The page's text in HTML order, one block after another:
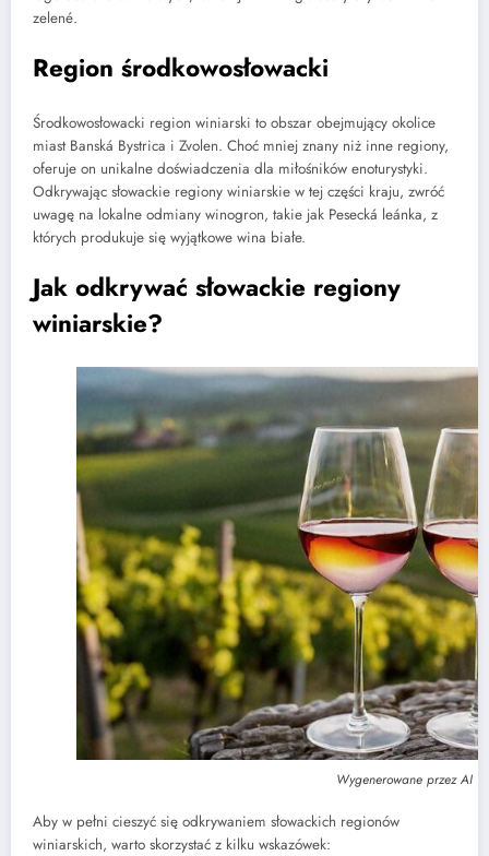
zelené.
Region środkowosłowacki
Środkowosłowacki region winiarski to obszar obejmujący okolice
miast Banská Bystrica i Zvolen. Choć mniej znany niż inne regiony,
oferuje on unikalne doświadczenia dla miłośników enoturystyki.
Odkrywając słowackie regiony winiarskie w tej części kraju, zwróć
uwagę na lokalne odmiany winogron, takie jak Pesecká leánka, z
których produkuje się wyjątkowe wina białe.
Jak odkrywać słowackie regiony
winiarskie?
Wygenerowane przez AI
Aby w pełni cieszyć się odkrywaniem słowackich regionów
winiarskich, warto skorzystać z kilku wskazówek: